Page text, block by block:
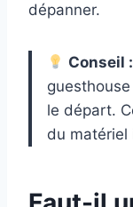
dépanner.
Conseil :
le départ.
du matériel